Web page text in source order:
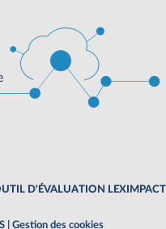
D'ÉVALUATION LEXIMPACT
Gestion des cookies